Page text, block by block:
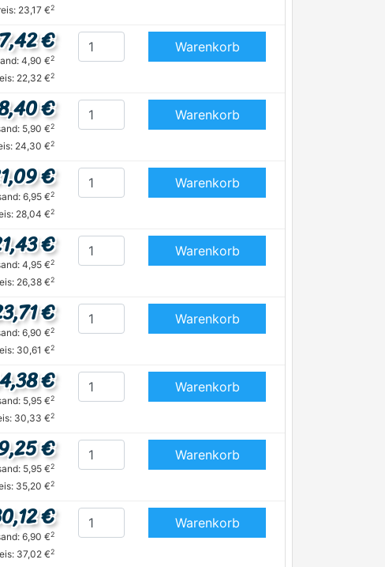
23,17 €2
€
4,90 €2
22,32 €2
Warenkorb
€
5,90 €2
24,30 €2
Warenkorb
€
6,95 €2
28,04 €2
Warenkorb
€
4,95 €2
26,38 €2
Warenkorb
€
6,90 €2
30,61 €2
Warenkorb
€
5,95 €2
30,33 €2
Warenkorb
€
5,95 €2
35,20 €2
Warenkorb
€
6,90 €2
37,02 €2
Warenkorb